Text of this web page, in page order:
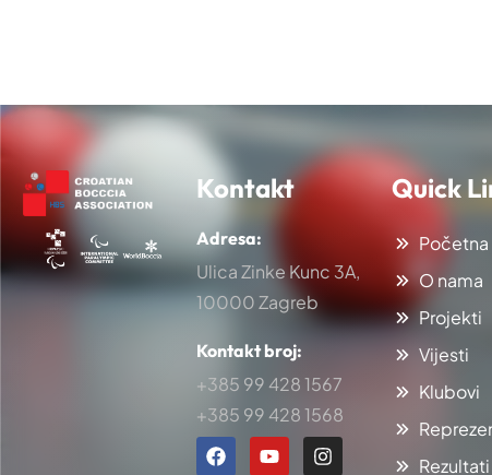
Kontakt
Adresa:
Ulica Zinke Kunc 3A,
10000 Zagreb
Kontakt broj:
+385 99 428 1567
+385 99 428 1568
Quick
Početna
O nama
Projekti
Vijesti
Klubovi
Rezultati